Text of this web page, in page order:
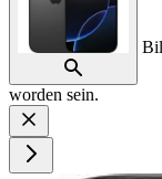
worden sein.